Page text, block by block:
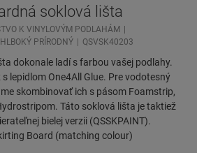
soklová lišta
K VINYLOVÝM PODLAHÁM
PRÍRODNÝ
QSVSK40203
dokonale ladí s farbou vašej podlahy.
lepidlom One4All Glue. Pre vodotesný
skombinovať ich s pásom Foamstrip,
Táto soklová lišta je taktiež
bielej verzii (QSSKPAINT).
Board (matching colour)